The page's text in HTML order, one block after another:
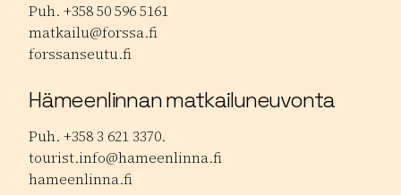
Puh. +358 50 596 5161
matkailu@forssa.fi
forssanseutu.fi
Hämeenlinnan matkailuneuvonta
Puh. +358 3 621 3370.
tourist.info@hameenlinna.fi
hameenlinna.fi